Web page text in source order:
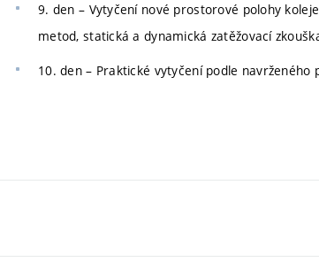
9. den – Vytyčení nové prostorové polohy
metod, statická a dynamická zatěžovací
10. den – Praktické vytyčení podle navrženého